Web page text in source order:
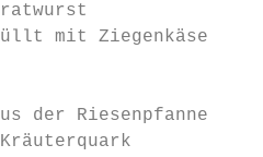
mit Ziegenkäse
der Riesenpfanne